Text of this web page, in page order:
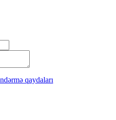
qaydaları